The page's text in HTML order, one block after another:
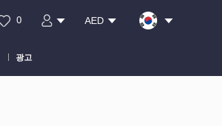
0 AED
광고